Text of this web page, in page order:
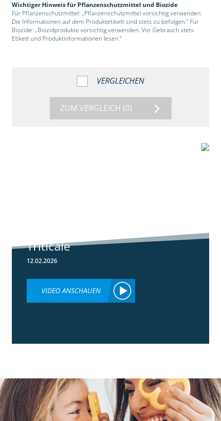
Wichtiger Hinweis für Pflanzenschutzmittel und Biozide
Für Pflanzenschutzmittel: „Pflanzenschutzmittel vorsichtig verwenden.
Die Informationen auf dem Produktetikett sind stets zu befolgen.“ Für
Biozide: „Biozidprodukte vorsichtig verwenden. Vor Gebrauch stets
Etikett und Produktinformationen lesen.“
VERGLEICHEN
ZUM VERGLEICH (0)
Triticale
12.02.2026
VIDEO ANSCHAUEN